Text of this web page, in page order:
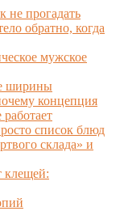
не прогадать
обратно, когда
мужское
ширины
концепция
список блюд
склада» и
клещей: